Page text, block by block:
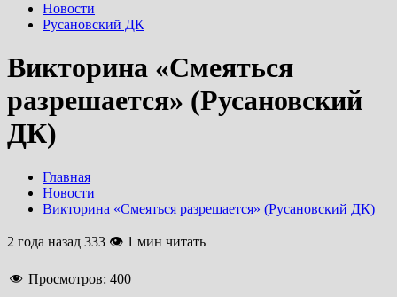
Новости
Русановский ДК
Викторина «Смеяться
разрешается» (Русановский
ДК)
Главная
Новости
Викторина «Смеяться разрешается» (Русановский ДК)
2 года назад 333 👁 1 мин читать
Просмотров: 400